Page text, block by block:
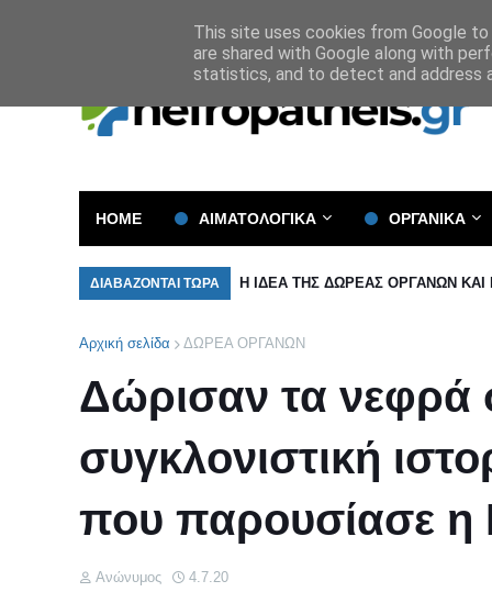
HOME ΑΙΜΑΤΟΛΟΓΙΚΑ ΟΡΓΑΝΙΚΑ
ΔΙΑΒΑΖΟΝΤΑΙ ΤΩΡΑ Η ΙΔΕΑ ΤΗΣ ΔΩΡΕΑΣ ΟΡΓΑΝΩΝ
Αρχική σελίδα ΔΩΡΕΑ ΟΡΓΑΝΩΝ
Δώρισαν τα νεφρά
συγκλονιστική
που παρουσίασε η
Ανώνυμος 4.7.20
This site uses cookies from Google
are shared with Google along with
statistics, and to detect and address